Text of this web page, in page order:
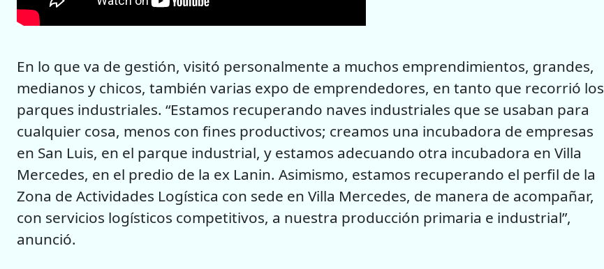
En lo que va de gestión, visitó personalmente a muchos emprendimientos, grandes,
medianos y chicos, también varias expo de emprendedores, en tanto que recorrió los
parques industriales. “Estamos recuperando naves industriales que se usaban para
cualquier cosa, menos con fines productivos; creamos una incubadora de empresas
en San Luis, en el parque industrial, y estamos adecuando otra incubadora en Villa
Mercedes, en el predio de la ex Lanin. Asimismo, estamos recuperando el perfil de la
Zona de Actividades Logística con sede en Villa Mercedes, de manera de acompañar,
con servicios logísticos competitivos, a nuestra producción primaria e industrial”,
anunció.